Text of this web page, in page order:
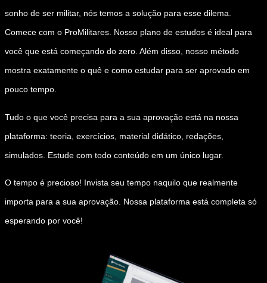
sonho de ser militar, nós temos a solução para esse dilema.
Comece com o ProMilitares. Nosso plano de estudos é ideal para
você que está começando do zero. Além disso, nosso método
mostra exatamente o quê e como estudar para ser aprovado em
pouco tempo.
Tudo o que você precisa para a sua aprovação está na nossa
plataforma: teoria, exercícios, material didático, redações,
simulados. Estude com todo conteúdo em um único lugar.
O tempo é precioso! Invista seu tempo naquilo que realmente
importa para a sua aprovação. Nossa plataforma está completa só
esperando por você!